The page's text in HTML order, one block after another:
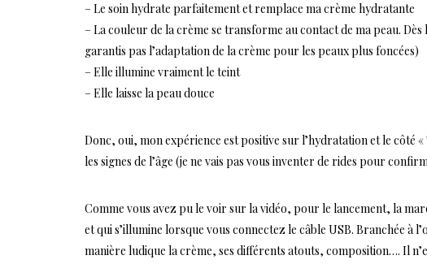
– Le soin hydrate parfaitement et remplace ma crème hydratante
– La couleur de la crème se transforme au contact de ma peau.
garantis pas l’adaptation de la crème pour les peaux plus foncées)
– Elle illumine vraiment le teint
– Elle laisse la peau douce
Donc, oui, mon expérience est positive sur l’hydratation et le côté
les signes de l’âge (je ne vais pas vous inventer de rides pour
Comme vous avez pu le voir sur la vidéo, pour le lancement, la
et qui s’illumine lorsque vous connectez le câble USB. Branchée
manière ludique la crème, ses différents atouts, composition…. Il